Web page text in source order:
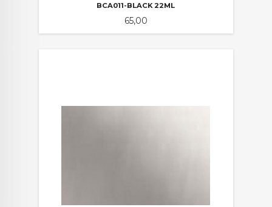
BCA011-BLACK 22ML
Pris
65,00